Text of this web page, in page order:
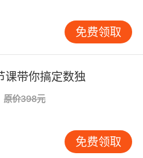
芝麻街工作室编著，是
列之一。
：
免费领取
课带你搞定数独
原价398元
免费领取